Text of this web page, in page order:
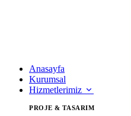
Anasayfa
Kurumsal
Hizmetlerimiz
PROJE & TASARIM